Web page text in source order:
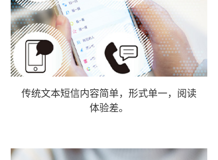
传统文本短信内容简单，形式单一，阅读
体验差。